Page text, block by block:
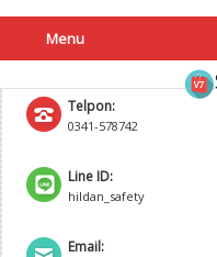
Menu
Telpon:
0341-578742
Line ID:
hildan_safety
Email: